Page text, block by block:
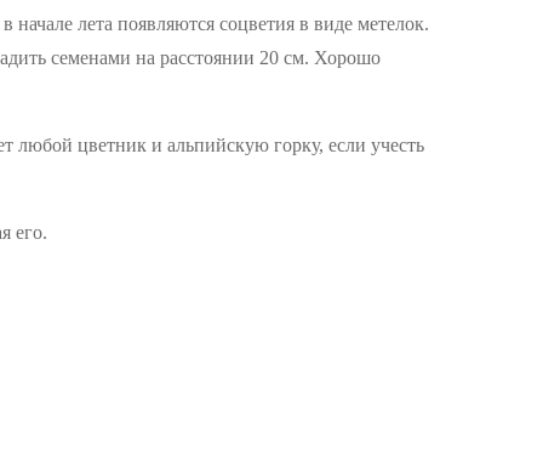
лета появляются соцветия в виде метелок.
семенами на расстоянии 20 см. Хорошо
любой цветник и альпийскую горку, если учесть
его.